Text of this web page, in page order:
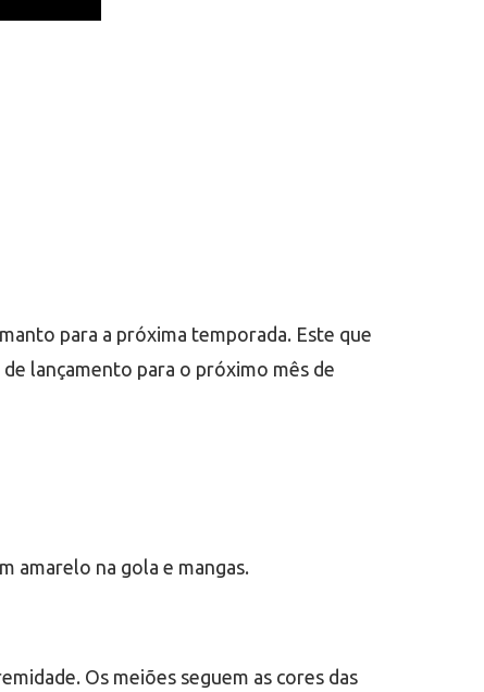
para a próxima temporada. Este que
lançamento para o próximo mês de
amarelo na gola e mangas.
Os meiões seguem as cores das